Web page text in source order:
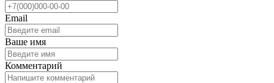
Email
Ваше имя
Комментарий